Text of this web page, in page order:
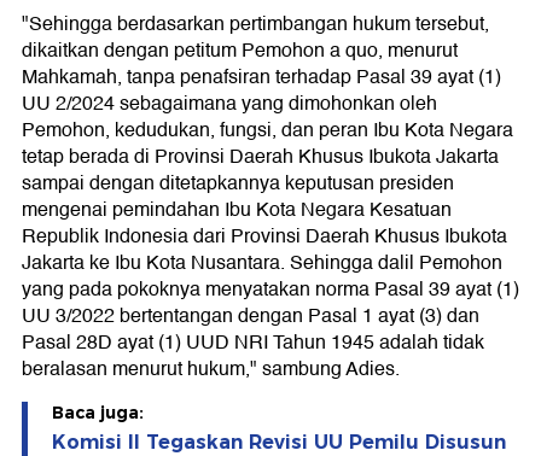
"Sehingga berdasarkan pertimbangan hukum tersebut,
dikaitkan dengan petitum Pemohon a quo, menurut
Mahkamah, tanpa penafsiran terhadap Pasal 39 ayat (1)
UU 2/2024 sebagaimana yang dimohonkan oleh
Pemohon, kedudukan, fungsi, dan peran Ibu Kota Negara
tetap berada di Provinsi Daerah Khusus Ibukota Jakarta
sampai dengan ditetapkannya keputusan presiden
mengenai pemindahan Ibu Kota Negara Kesatuan
Republik Indonesia dari Provinsi Daerah Khusus Ibukota
Jakarta ke Ibu Kota Nusantara. Sehingga dalil Pemohon
yang pada pokoknya menyatakan norma Pasal 39 ayat (1)
UU 3/2022 bertentangan dengan Pasal 1 ayat (3) dan
Pasal 28D ayat (1) UUD NRI Tahun 1945 adalah tidak
beralasan menurut hukum," sambung Adies.
Baca juga:
Komisi II Tegaskan Revisi UU Pemilu Disusun